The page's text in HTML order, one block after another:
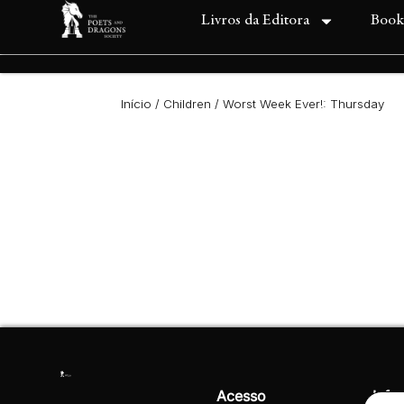
Livros da Editora
Início / Children / Worst Week Ever!: Thursday
Acesso